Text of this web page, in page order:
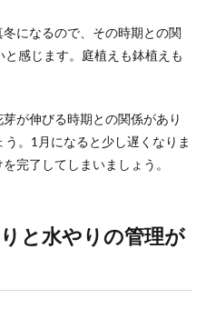
になるので、その時期との関
感じます。庭植えも鉢植えも
が伸びる時期との関係があり
。1月になると少し遅くなりま
完了してしまいましょう。
と水やりの管理が